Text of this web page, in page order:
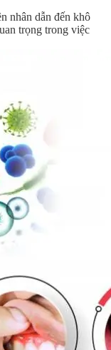
nhân dẫn đến khô
trọng trong việc